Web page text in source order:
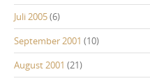
Juli 2005(6)
September 2001 (10)
August 2001 (21)